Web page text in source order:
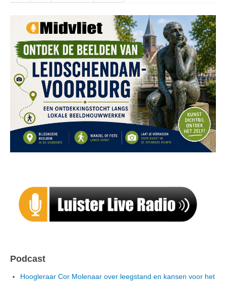
Podcast
Hoogleraar Cor Molenaar over leegstand en kansen voor het